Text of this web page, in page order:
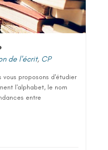
de l'écrit, CP
proposons d'étudier
l'alphabet, le nom
entre